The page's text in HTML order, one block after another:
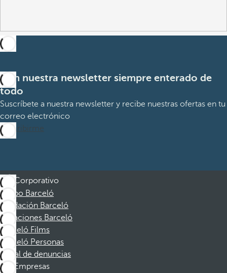
Con nuestra newsletter siempre enterado de
todo
Suscríbete a nuestra newsletter y recibe nuestras ofertas en tu
correo electrónico
Suscribirme
Corporativo
Grupo Barceló
Fundación Barceló
Vacaciones Barceló
Barceló Films
Barceló Personas
Canal de denuncias
Empresas